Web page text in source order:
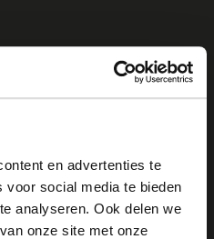
en advertenties te
voor social media te bieden
analyseren. Ook delen we
onze site met onze
Pantoletten
Sandalen haben
×
in English?